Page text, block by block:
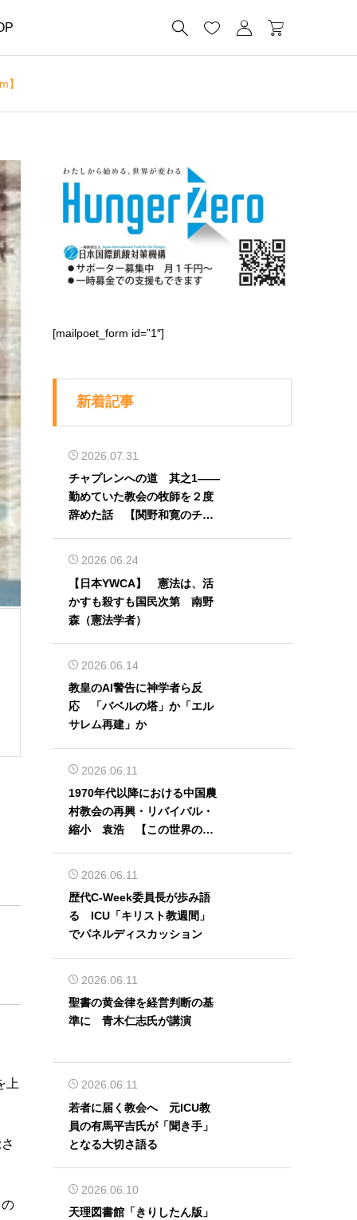
   
】
上
[mailpoet_form id=”1″]
新着記事
2026.07.31
チャプレンへの道 其之1――
勤めていた教会の牧師を２度
辞めた話 【関野和寛のチャ
2026.06.24
【日本YWCA】 憲法は、活
かすも殺すも国民次第 南野
森（憲法学者）
2026.06.14
教皇のAI警告に神学者ら反
応 「バベルの塔」か「エル
サレム再建」か
2026.06.11
1970年代以降における中国農
村教会の再興・リバイバル・
縮小 袁浩 【この世界の片
2026.06.11
歴代C-Week委員長が歩み語
る ICU「キリスト教週間」
でパネルディスカッション
2026.06.11
聖書の黄金律を経営判断の基
準に 青木仁志氏が講演
2026.06.11
若者に届く教会へ 元ICU教
員の有馬平吉氏が「聞き手」
となる大切さ語る
2026.06.10
天理図書館「きりしたん版」